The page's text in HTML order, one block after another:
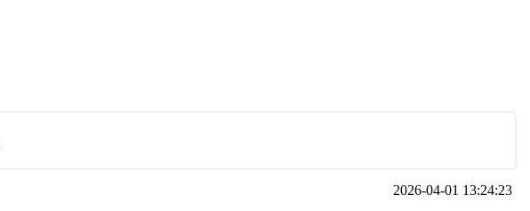
2026-04-01 13:24:23